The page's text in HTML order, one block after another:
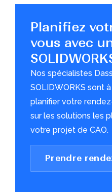
Planifiez
vous avec
Nos spécialistes
SOLIDWORKS sont
planifier votre
sur les solutions les
votre projet de CAO.
Prendre